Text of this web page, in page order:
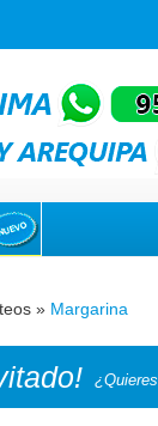
» Margarina
¿Quieres